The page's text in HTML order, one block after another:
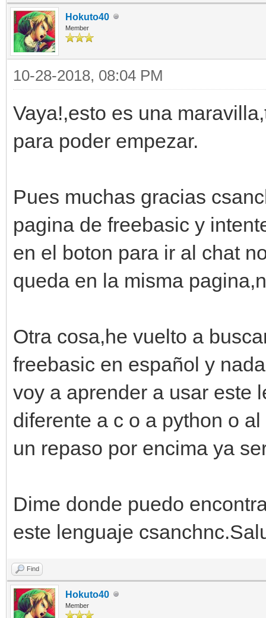
Hokuto40
Member
10-28-2018, 08:04 PM
Vaya!,esto es una
para poder empezar.
Pues muchas gracias
pagina de freebasic y
en el boton para ir al chat
queda en la misma
Otra cosa,he vuelto a
freebasic en español y
voy a aprender a usar este
diferente a c o a python o
un repaso por encima ya
Dime donde puedo
este lenguaje
Find
Hokuto40
Member